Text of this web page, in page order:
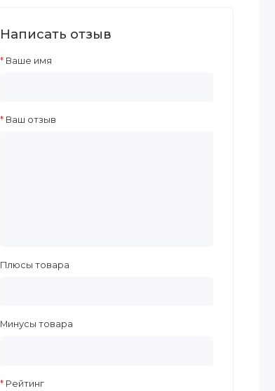
Написать отзыв
Ваше имя
Ваш отзыв
Плюсы товара
Минусы товара
Рейтинг